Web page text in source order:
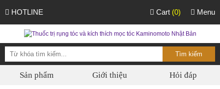
HOTLINE Menu
Cart (0)
Sản phẩm Giới thiệu Hỏi đáp